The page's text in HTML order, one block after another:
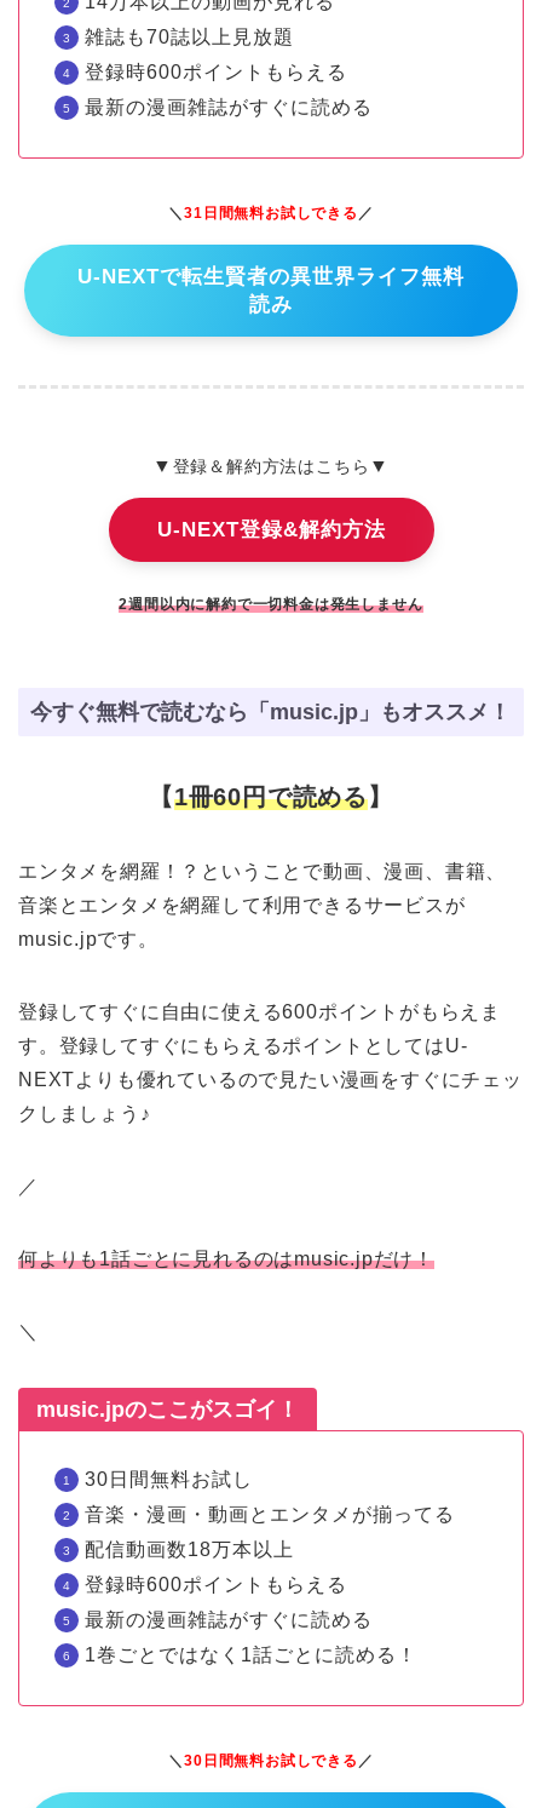
雑誌も70誌以上見放題
登録時600ポイントもらえる
最新の漫画雑誌がすぐに読める
＼31日間無料お試しできる ／
U-NEXTで転生賢者の異世界ライフ無料
読み
▼ 登録＆解約方法はこちら ▼
U-NEXT登録&解約方法
2週間以内に解約で一切料金は発生しません
今すぐ無料で読むなら「music.jp」もオススメ！
【1冊60円で読める】
エンタメを網羅！？ということで動画、漫画、書籍、
音楽とエンタメを網羅して利用できるサービスが
music.jpです。
登録してすぐに自由に使える600ポイントがもらえま
す。登録してすぐにもらえるポイントとしてはU-
NEXTよりも優れているので見たい漫画をすぐにチェッ
クしましょう♪
／
何よりも1話ごとに見れるのはmusic.jpだけ！
＼
music.jpのここがスゴイ！
30日間無料お試し
音楽・漫画・動画とエンタメが揃ってる
配信動画数18万本以上
登録時600ポイントもらえる
最新の漫画雑誌がすぐに読める
1巻ごとではなく1話ごとに読める！
＼30日間無料お試しできる ／